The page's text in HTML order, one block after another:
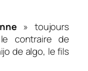
» toujours
contraire de
de algo, le fils